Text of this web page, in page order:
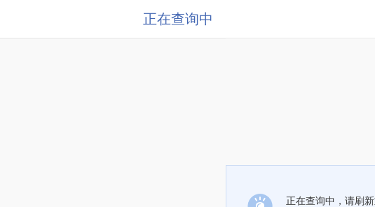
正在查询中
正在查询中，请刷